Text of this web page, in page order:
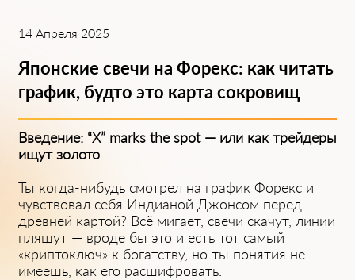
14 Апреля 2025
Японские свечи на Форекс: как читать
график, будто это карта сокровищ
Введение: “X” marks the spot — или как трейдеры
ищут золото
Ты когда-нибудь смотрел на график Форекс и
чувствовал себя Индианой Джонсом перед
древней картой? Всё мигает, свечи скачут, линии
пляшут — вроде бы это и есть тот самый
«криптоключ» к богатству, но ты понятия не
имеешь, как его расшифровать.